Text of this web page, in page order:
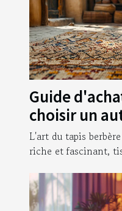
Guide
choisir un
berbère
L'art du tapis
riche et fascinant,